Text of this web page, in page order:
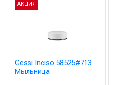
АКЦИЯ
Gessi Inciso 58525#713
Мыльница